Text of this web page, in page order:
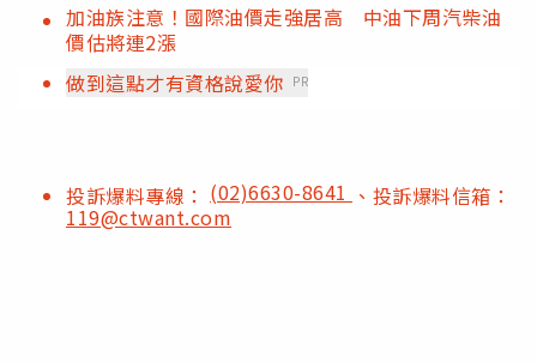
加油族注意！國際油價走強居高 中油下周汽柴油
價估將連2漲
做到這點才有資格說愛你 PR
投訴爆料專線： (02)6630-8641 、投訴爆料信箱：
119@ctwant.com